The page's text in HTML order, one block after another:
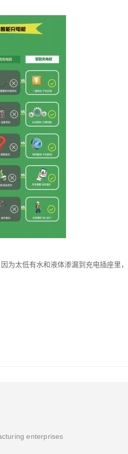
为太低有水和液体渗漏到充电插座里
enterprises